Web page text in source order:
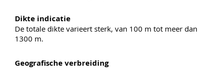
Dikte indicatie
De totale dikte varieert sterk, van 100 m tot meer dan
1300 m.
Geografische verbreiding